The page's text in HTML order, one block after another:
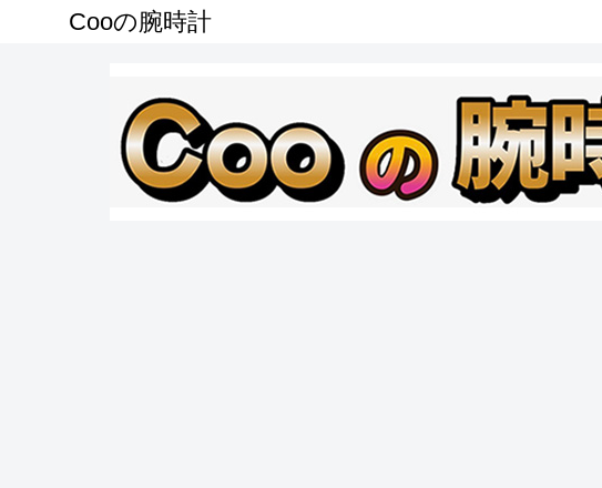
Cooの腕時計